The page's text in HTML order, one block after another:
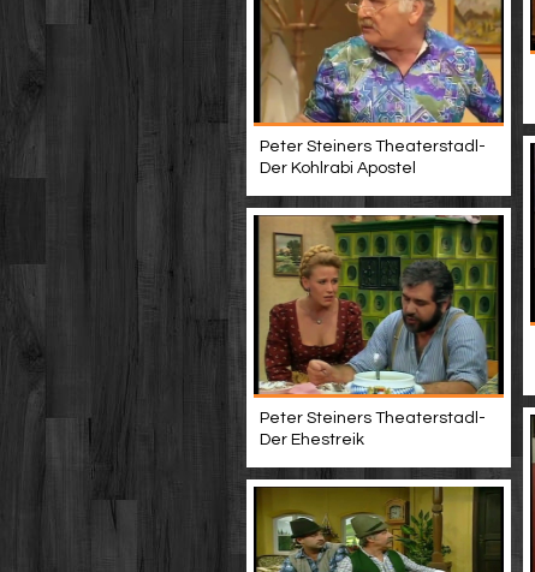
Peter Steiners Theaterstadl-
Der Kohlrabi Apostel
Peter Steiners Theaterstadl-
Der Ehestreik